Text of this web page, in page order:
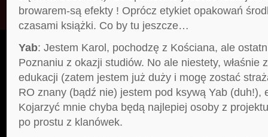
browarem-są efekty ! Oprócz etykiet opakowań
czasami książki. Co by tu jeszcze…
Yab: Jestem Karol, pochodzę z Kościana, ale
Poznaniu z okazji studiów. No ale niestety, właśnie
edukacji (zatem jestem już duży i mogę zostać
RO znany (bądź nie) jestem pod ksywą Yab (duh!),
Kojarzyć mnie chyba będą najlepiej osoby z
po prostu z klanówek.